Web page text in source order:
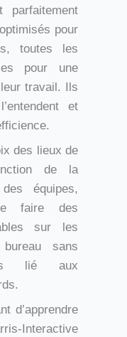
parfaitement
pour
toutes les
pour une
travail. Ils
et
des lieux de
de la
équipes,
faire des
sur les
sans
lié aux
d’apprendre
Interactive